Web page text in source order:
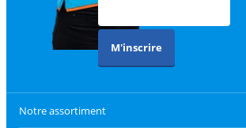
M'inscrire
Notre assortiment